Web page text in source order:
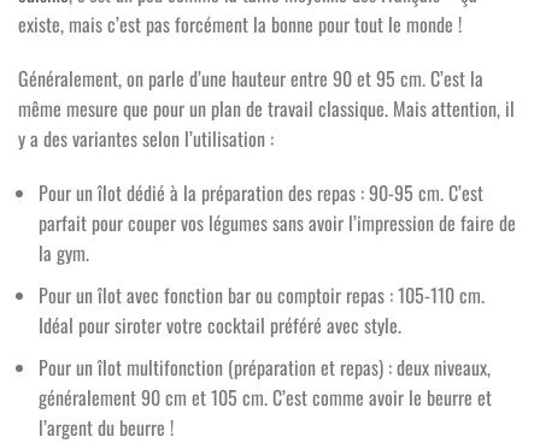
existe, mais c’est pas forcément la bonne pour tout le monde !
Généralement, on parle d’une hauteur entre 90 et 95 cm. C’est la
même mesure que pour un plan de travail classique. Mais attention, il
y a des variantes selon l’utilisation :
Pour un îlot dédié à la préparation des repas : 90-95 cm. C’est
parfait pour couper vos légumes sans avoir l’impression de faire de
la gym.
Pour un îlot avec fonction bar ou comptoir repas : 105-110 cm.
Idéal pour siroter votre cocktail préféré avec style.
Pour un îlot multifonction (préparation et repas) : deux niveaux,
généralement 90 cm et 105 cm. C’est comme avoir le beurre et
l’argent du beurre !